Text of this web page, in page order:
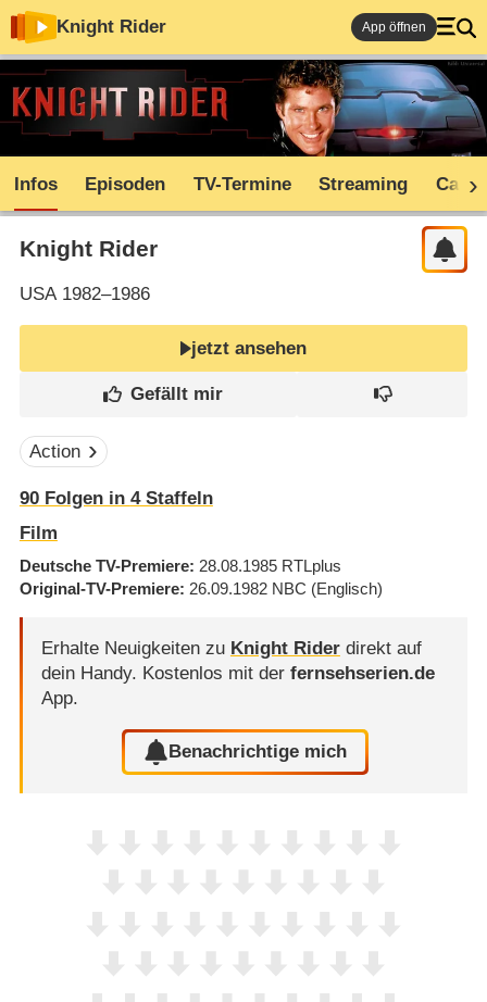
Knight Rider App öffnen
Infos Episoden TV-Termine Streaming Cast
Knight Rider
USA1982–1986
jetzt ansehen
Action
90Folgen in 4Staffeln
Film
Deutsche TV-Premiere 28.08.1985 RTLplus
Original-TV-Premiere 26.09.1982 NBC (Englisch)
Erhalte Neuigkeiten zu Knight Riderdirekt auf
dein Handy. Kostenlos mit der fernsehserien.de
App.
Benachrichtige mich